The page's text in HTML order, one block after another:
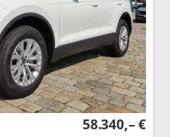
58.340,– €